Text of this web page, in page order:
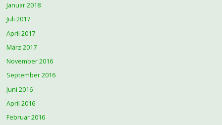
Januar 2018
Juli 2017
April 2017
März 2017
November 2016
September 2016
Juni 2016
April 2016
Februar 2016